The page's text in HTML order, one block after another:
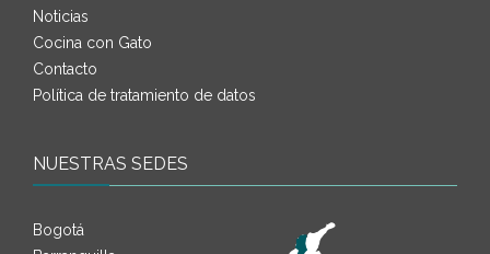
Noticias
Cocina con Gato
Contacto
Política de tratamiento de datos
NUESTRAS SEDES
Bogotá